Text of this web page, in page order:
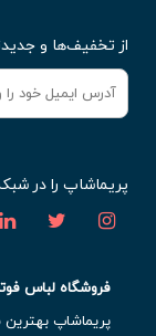
از تخفیف‌ها و
پریماشاپ را در
فروشگاه لباس
پریماشاپ